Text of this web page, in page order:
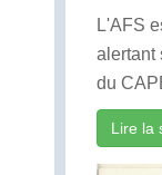
L'AFS
alertant
du
Lire la